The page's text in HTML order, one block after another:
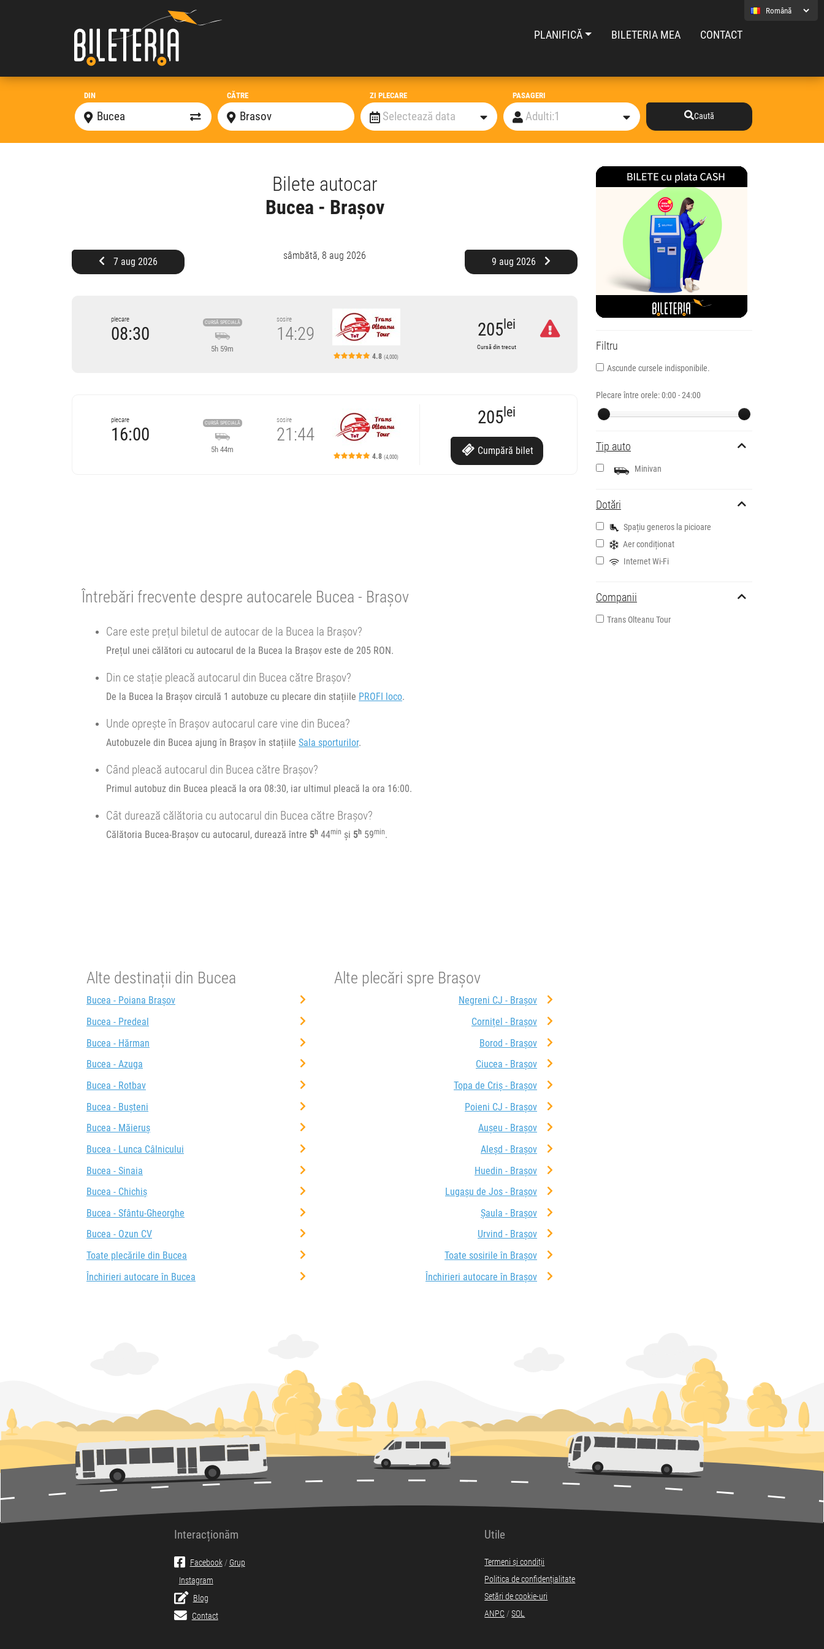
PLANIFICĂ BILETERIA MEA CONTACT
DIN CĂTRE ZI PLECARE PASAGERI
Caută
Filtru
Ascunde cursele indisponibile.
Plecare între orele:0:00 - 24:00
Tip auto
Minivan
Dotări
Spațiu generos la picioare
Aer condiționat
Internet Wi-Fi
Companii
Trans Olteanu Tour
Bilete autocar
Bucea - Brașov
7 aug 2026
sâmbătă, 8 aug 2026
9 aug 2026
plecare
08:30
CURSĂ SPECIALĂ
5h 59m
sosire
14:29
4.8 (4,000)
205 lei
Cursă din trecut
4.78
4000 review-uri
14:29 Brașov Sala sporturilor
Durată:
min
Zile de circulație:
plecare
16:00
CURSĂ SPECIALĂ
5h 44m
sosire
21:44
4.8 (4,000)
205 lei
Cumpără bilet
16:00 Bucea PROFI loco
Oradea Cluj Brașov
Brașov Sala sporturilor
Durată: Zile de circulație:
L M M J V S D
Întrebări frecvente despre autocarele Bucea - Brașov
Care este prețul biletul de autocar de la Bucea la Brașov?
Prețul unei călători cu autocarul de la Bucea la Brașov este de 205 RON.
Din ce stație pleacă autocarul din Bucea către Brașov?
De la Bucea la Brașov circulă 1 autobuze cu plecare din stațiile PROFI loco.
Unde oprește în Brașov autocarul care vine din Bucea?
Autobuzele din Bucea ajung în Brașov în stațiile Sala sporturilor.
Când pleacă autocarul din Bucea către Brașov?
Primul autobuz din Bucea pleacă la ora 08:30, iar ultimul pleacă la ora 16:00.
Cât durează călătoria cu autocarul din Bucea către Brașov?
Călătoria Bucea-Brașov cu autocarul, durează între 5h 44min și 5h 59min.
Alte destinații din Bucea
Bucea - Poiana Brașov
Bucea - Predeal
Bucea - Hărman
Bucea - Azuga
Bucea - Rotbav
Bucea - Bușteni
Bucea - Măieruș
Bucea - Lunca Câlnicului
Bucea - Sinaia
Bucea - Chichiș
Bucea - Sfântu-Gheorghe
Bucea - Ozun CV
Toate plecările din Bucea
Închirieri autocare în Bucea
Alte plecări spre Brașov
Negreni CJ - Brașov
Cornițel - Brașov
Borod - Brașov
Ciucea - Brașov
Topa de Criș - Brașov
Poieni CJ - Brașov
Aușeu - Brașov
Aleșd - Brașov
Huedin - Brașov
Lugașu de Jos - Brașov
Șaula - Brașov
Urvind - Brașov
Toate sosirile în Brașov
Închirieri autocare în Brașov
Interacționăm
Facebook/ Grup
Instagram
Blog
Contact
Utile
Termeni și condiții
Politica de confidențialitate
Setări de cookie-uri
ANPC /SOL